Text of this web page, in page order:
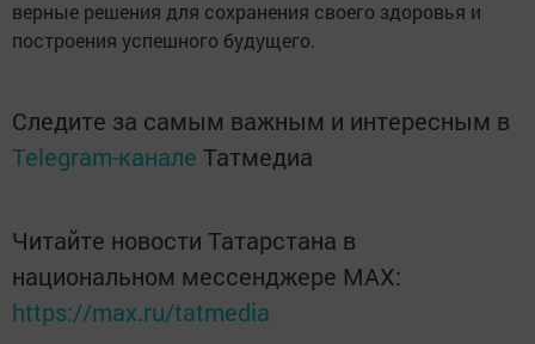
верные решения для сохранения своего здоровья и
построения успешного будущего.
Следите за самым важным и интересным в
Telegram-канале Татмедиа
Читайте новости Татарстана в
национальном мессенджере MАХ:
https://max.ru/tatmedia